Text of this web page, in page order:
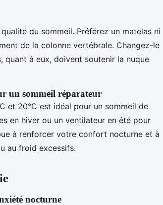
du sommeil. Préférez un matelas ni
de la colonne vertébrale. Changez-le
quant à eux, doivent soutenir la nuque
un sommeil réparateur
et 20°C est idéal pour un sommeil de
en hiver ou un ventilateur en été pour
à renforcer votre confort nocturne et à
au froid excessifs.
nocturne